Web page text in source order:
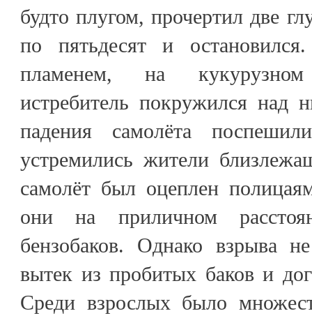
будто плугом, прочертил две
по пятьдесят и
пламенем, на
истребитель покружился над
падения самолёта
устремились жители
самолёт был оцеплен
они на приличном
бензобаков. Однако взрыва
вытек из пробитых баков и
Среди взрослых было